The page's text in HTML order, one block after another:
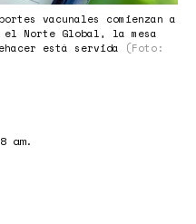
vacunales comienzan a
el Norte Global, la mesa
está servida
(Foto:
am.